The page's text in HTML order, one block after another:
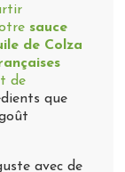
sauce
de Colza
de
que
avec de